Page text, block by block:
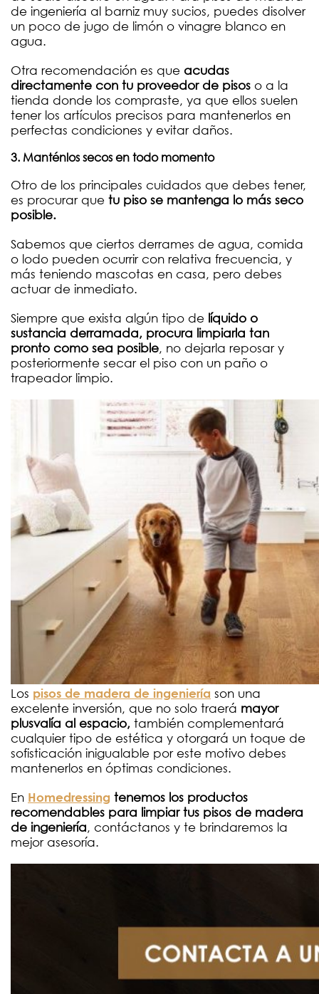
de ingeniería al barniz muy sucios, puedes disolver
un poco de jugo de limón o vinagre blanco en
agua.
Otra recomendación es que acudas
directamente con tu proveedor de pisos o a la
tienda donde los compraste, ya que ellos suelen
tener los artículos precisos para mantenerlos en
perfectas condiciones y evitar daños.
3. Manténlos secos en todo momento
Otro de los principales cuidados que debes tener,
es procurar que tu piso se mantenga lo más seco
posible.
Sabemos que ciertos derrames de agua, comida
o lodo pueden ocurrir con relativa frecuencia, y
más teniendo mascotas en casa, pero debes
actuar de inmediato.
Siempre que exista algún tipo de líquido o
sustancia derramada, procura limpiarla tan
pronto como sea posible, no dejarla reposar y
posteriormente secar el piso con un paño o
trapeador limpio.
Los pisos de madera de ingeniería son una
excelente inversión, que no solo traerá mayor
plusvalía al espacio, también complementará
cualquier tipo de estética y otorgará un toque de
sofisticación inigualable por este motivo debes
mantenerlos en óptimas condiciones.
En Homedressing tenemos los productos
recomendables para limpiar tus pisos de madera
de ingeniería, contáctanos y te brindaremos la
mejor asesoría.